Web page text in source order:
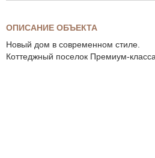
ОПИСАНИЕ ОБЪЕКТА
Новый дом в современном стиле.
Коттеджный поселок Премиум-класса.